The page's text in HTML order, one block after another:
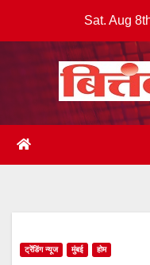
Sat. Aug
ट्रेंडिंग न्यूज मुंबई होम